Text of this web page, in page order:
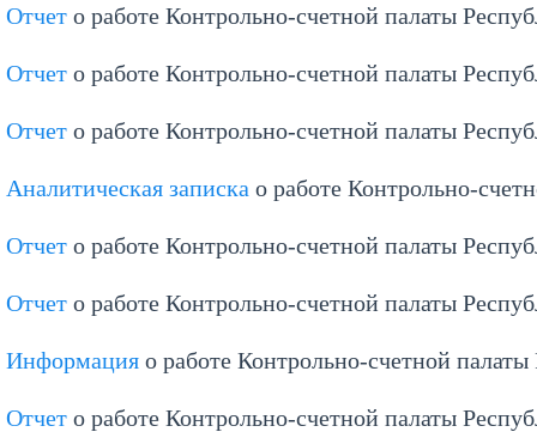
Отчет о работе Контрольно-счетной палаты
Отчет о работе Контрольно-счетной палаты
Отчет о работе Контрольно-счетной палаты
Аналитическая записка о работе Контрольно-
Отчет о работе Контрольно-счетной палаты
Отчет о работе Контрольно-счетной палаты
Информация о работе Контрольно-счетной
Отчет о работе Контрольно-счетной палаты